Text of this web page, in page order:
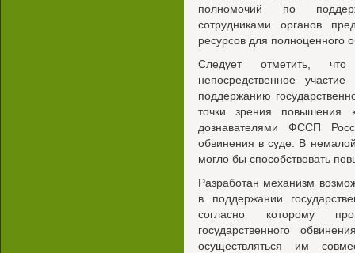
полномочий по
сотрудниками органов
ресурсов для полноценного
Следует отметить,
непосредственное
поддержанию
точки зрения повышения
дознавателями ФССП
обвинения в суде. В
могло бы способствовать
Разработан механизм
в поддержании
согласно которому
государственного
осуществляться им